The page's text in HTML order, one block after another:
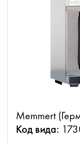
Memmert
Код вида: